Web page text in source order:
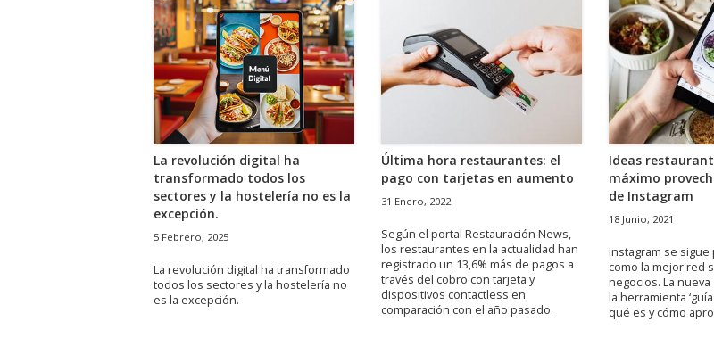
La revolución digital ha
transformado todos los
sectores y la hostelería no es la
excepción.
5 Febrero, 2025
La revolución digital ha transformado
todos los sectores y la hostelería no
es la excepción.
Última hora restaurantes: el
pago con tarjetas en aumento
31 Enero, 2022
Según el portal Restauración News,
los restaurantes en la actualidad han
registrado un 13,6% más de pagos a
través del cobro con tarjeta y
dispositivos contactless en
comparación con el año pasado.
Ideas
máximo
de Instagram
18 Junio, 2021
Instagram se
como la mejor red
negocios. La
la herramienta
qué es y cómo